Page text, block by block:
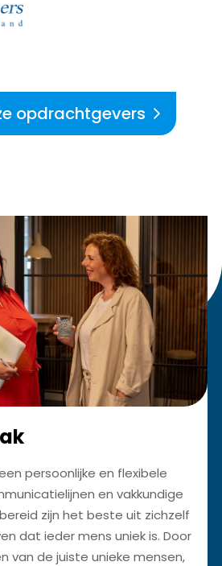
opdrachtgevers
persoonlijke en flexibele
en vakkundige
zijn het beste uit zichzelf
dat ieder mens uniek is. Door
van de juiste unieke mensen,